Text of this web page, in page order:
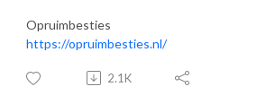
Opruimbesties
https://opruimbesties.nl/
2.1K